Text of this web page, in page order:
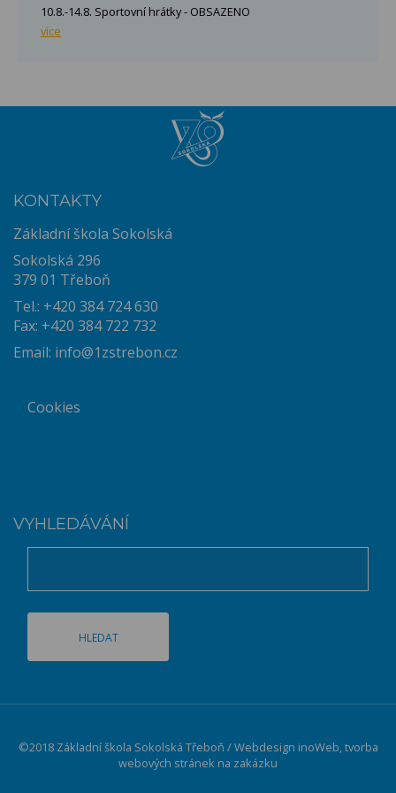
10.8.-14.8. Sportovní hrátky - OBSAZENO
více
KONTAKTY
Základní škola Sokolská
Sokolská 296
379 01 Třeboň
Tel.: +420 384 724 630
Fax: +420 384 722 732
Email: info@1zstrebon.cz
Cookies
VYHLEDÁVÁNÍ
©2018 Základní škola Sokolská Třeboň / Webdesign inoWeb , tvorba
webových stránek na zakázku